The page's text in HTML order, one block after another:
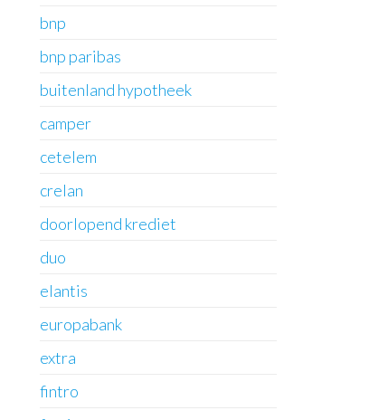
bnp
bnp paribas
buitenland hypotheek
camper
cetelem
crelan
doorlopend krediet
duo
elantis
europabank
extra
fintro